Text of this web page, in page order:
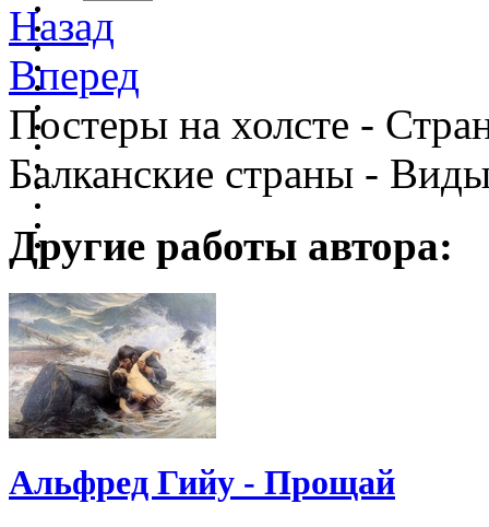
Назад
Вперед
Постеры на холсте -
Балканские страны -
Другие работы автора:
Альфред Гийу - Прощай